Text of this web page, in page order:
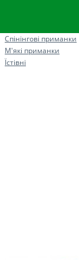
Спінінгові приманки
М'які приманки
Їстівні